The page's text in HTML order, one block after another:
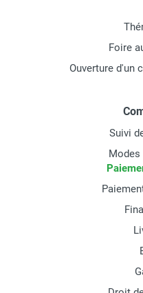
Foire
Ouverture d'un
Suivi
Modes